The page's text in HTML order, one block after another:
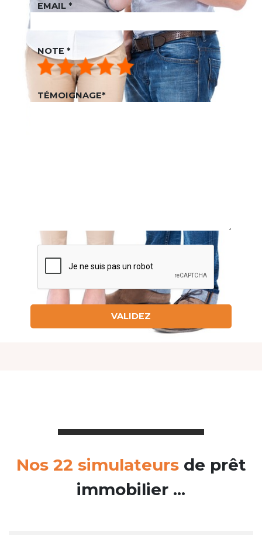
EMAIL*
NOTE*
TÉMOIGNAGE*
Nos 22 simulateursde prêt
immobilier ...